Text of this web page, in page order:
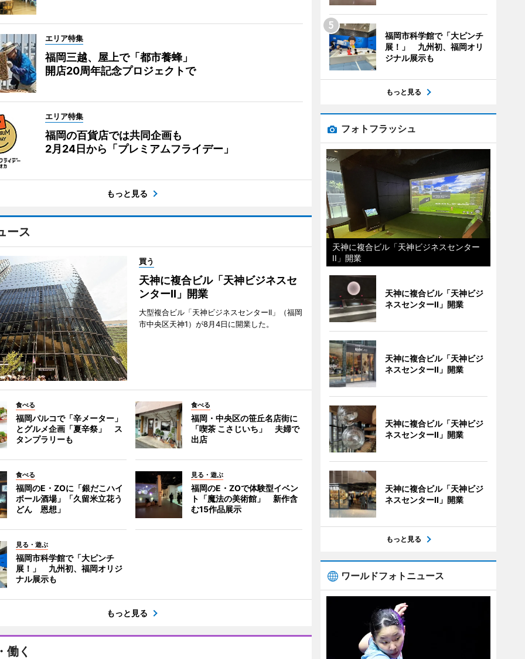
エリア特集
福岡三越、屋上で「都市養蜂」
開店20周年記念プロジェクトで
エリア特集
福岡の百貨店では共同企画も
2月24日から「プレミアムフライデー」
もっと見る
ース
買う
天神に複合ビル「天神ビジネスセ
ンターII」開業
大型複合ビル「天神ビジネスセンターII」（福岡
市中央区天神1）が8月4日に開業した。
食べる
福岡パルコで「辛メーター」
とグルメ企画「夏辛祭」 ス
タンプラリーも
食べる
福岡・中央区の笹丘名店街に
「喫茶 こさじいち」 夫婦で
出店
食べる
福岡のE・ZOに「銀だこハイ
ボール酒場」「久留米立花う
どん 恩想」
見る・遊ぶ
福岡のE・ZOで体験型イベン
ト「魔法の美術館」 新作含
む15作品展示
見る・遊ぶ
福岡市科学館で「大ピンチ
展！」 九州初、福岡オリジ
ナル展示も
もっと見る
働く
福岡市科学館で「大ピンチ
展！」 九州初、福岡オリ
ジナル展示も
もっと見る
フォトフラッシュ
天神に複合ビル「天神ビジネスセンター
II」開業
天神に複合ビル「天神ビジ
ネスセンターII」開業
天神に複合ビル「天神ビジ
ネスセンターII」開業
天神に複合ビル「天神ビジ
ネスセンターII」開業
天神に複合ビル「天神ビジ
ネスセンターII」開業
もっと見る
ワールドフォトニュース